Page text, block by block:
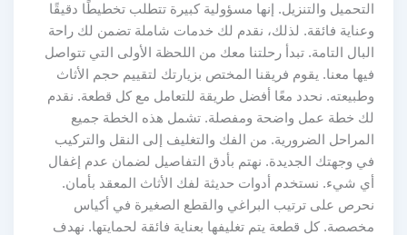
التحميل والتنزيل. إنها مسؤولية كبيرة تتطلب تخطيطًا دقيقًا
وعناية فائقة. لذلك، نقدم لك خدمات شاملة تضمن لك راحة
البال التامة. تبدأ رحلتنا معك من اللحظة الأولى التي تتواصل
فيها معنا. يقوم فريقنا المختص بزيارتك لتقييم حجم الأثاث
وطبيعته. نحدد معًا أفضل طريقة للتعامل مع كل قطعة. نقدم
لك خطة عمل واضحة ومفصلة. تشمل هذه الخطة جميع
المراحل الضرورية. من الفك والتغليف إلى النقل والتركيب
في وجهتك الجديدة. نهتم بأدق التفاصيل لضمان عدم إغفال
أي شيء. نستخدم أدوات حديثة لفك الأثاث المعقد بأمان.
نحرص على ترتيب البراغي والقطع الصغيرة في أكياس
مخصصة. كل قطعة يتم تغليفها بعناية فائقة لحمايتها. نهدف